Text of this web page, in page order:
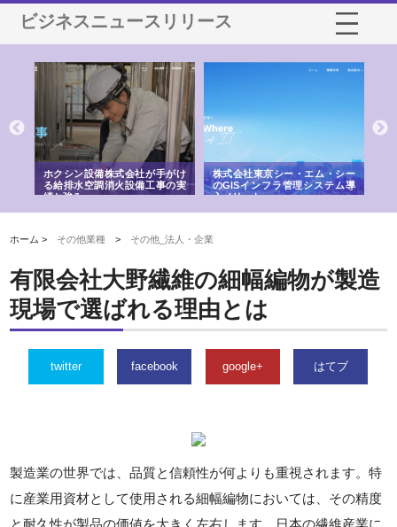
ビジネスニュースリリース
ホクシン設備株式会社が手がけ
る給排水空調消火設備工事の実
績と強み
株式会社東京シー・エム・シー
のGISインフラ管理システム導
入メリット
ホーム > その他業種 > その他_法人・企業
有限会社大野繊維の細幅編物が製造
現場で選ばれる理由とは
twitter facebook google+ はてブ
製造業の世界では、品質と信頼性が何よりも重視されます。特
に産業用資材として使用される細幅編物においては、その精度
と耐久性が製品の価値を大きく左右します。日本の繊維産業に